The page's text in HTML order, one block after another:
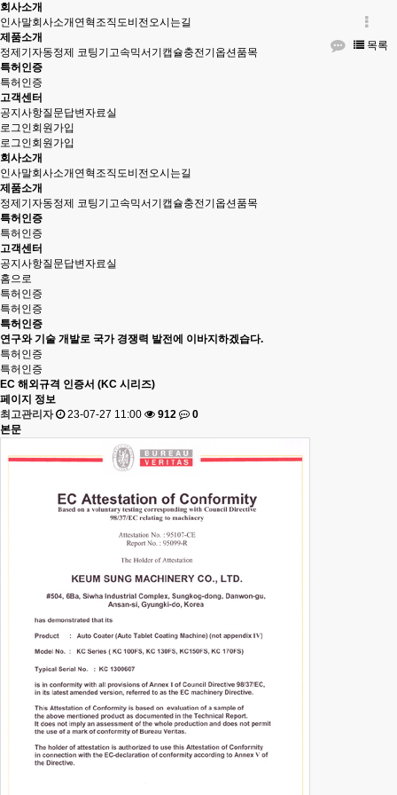
회사소개
인사말회사소개 연혁 조직도비전오시는길
제품소개
정제기 자동정제 코팅기 고속믹서기 캡슐충전기 옵션품목
특허인증
특허인증
고객센터
공지사항질문답변자료실
로그인회원가입
로그인회원가입
회사소개
인사말회사소개 연혁 조직도비전오시는길
제품소개
정제기 자동정제 코팅기 고속믹서기 캡슐충전기 옵션품목
특허인증
특허인증
고객센터
공지사항질문답변자료실
홈으로
특허인증
특허인증
특허인증
연구와 기술 개발로 국가 경쟁력 발전에 이바지하겠습다.
특허인증
특허인증
목록
EC 해외규격 인증서 (KC 시리즈)
페이지 정보
최고관리자
23-07-27 11:00 912
0
본문